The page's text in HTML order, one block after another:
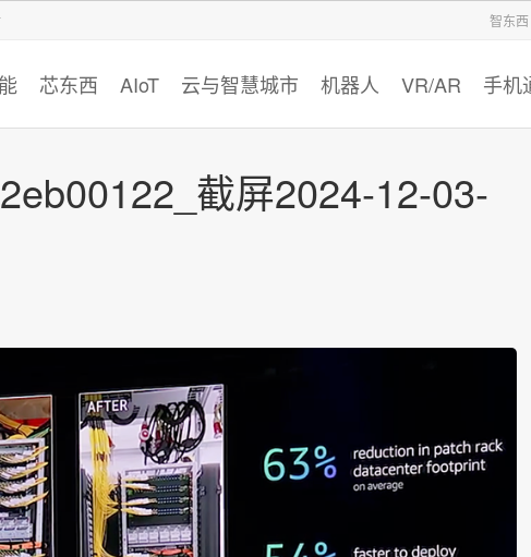
智猩猩
智东西
芯东西 AIoT 云与智慧城市 机器人 VR/AR 手机
截屏2024-12-03-